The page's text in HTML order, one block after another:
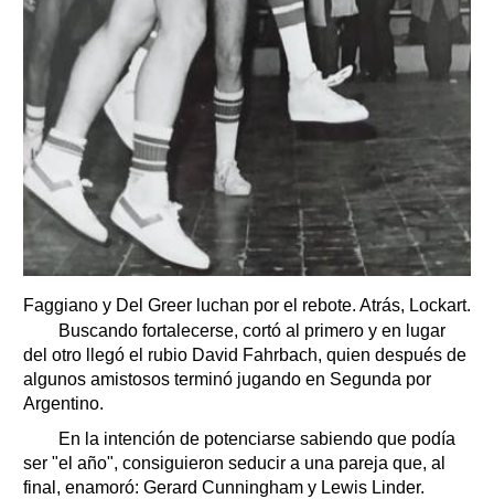
Faggiano y Del Greer luchan por el rebote. Atrás, Lockart.
Buscando fortalecerse, cortó al primero y en lugar
del otro llegó el rubio David Fahrbach, quien después de
algunos amistosos terminó jugando en Segunda por
Argentino.
En la intención de potenciarse sabiendo que podía
ser "el año", consiguieron seducir a una pareja que, al
final, enamoró: Gerard Cunningham y Lewis Linder.